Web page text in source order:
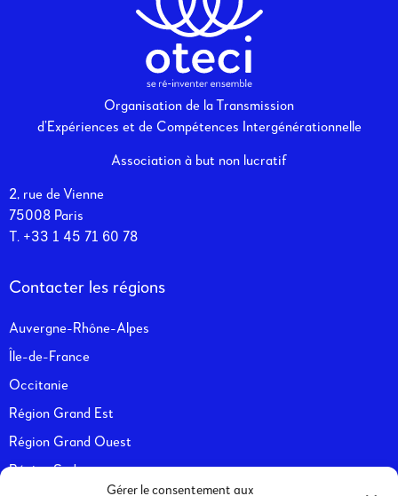
Gérer le consentement aux
Organisation de la Transmission
d’Expériences et de Compétences Intergénérationnelle
Association à but non lucratif
2, rue de Vienne
75008 Paris
T. +33 1 45 71 60 78
Contacter les régions
Auvergne-Rhône-Alpes
Île-de-France
Occitanie
Région Grand Est
Région Grand Ouest
Région Sud